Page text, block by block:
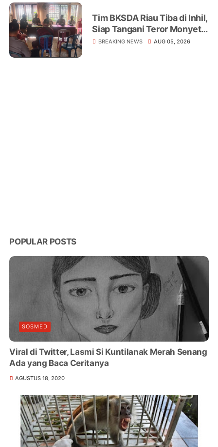
Tim BKSDA Riau Tiba di Inhil,
Siap Tangani Teror Monyet
Liar yang Telah Melukai 18
BREAKING NEWS AUG 05, 2026
POPULAR POSTS
SOSMED
Viral di Twitter, Lasmi Si Kuntilanak Merah Senang
Ada yang Baca Ceritanya
AGUSTUS 18, 2020